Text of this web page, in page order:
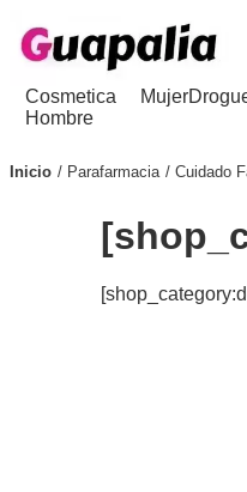
Cosmetica
Hombre
Mujer
Inicio Parafarmacia Cuidado